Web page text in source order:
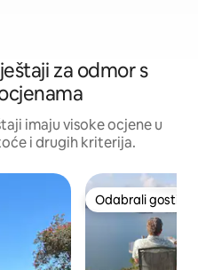
za odmor s
imaju visoke ocjene u
i drugih kriterija.
„Odabrali gosti”
Odabrali gosti
Odabrali gosti